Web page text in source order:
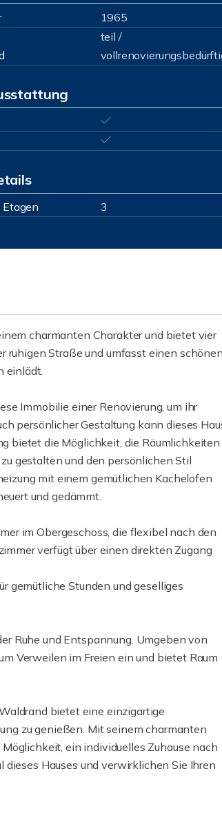
1965
teil /
3
charmanten Charakter und bietet vier
ruhigen Straße und umfasst einen schönen
einlädt.
Immobilie einer Renovierung, um ihr
persönlicher Gestaltung kann dieses
bietet die Möglichkeit, die Räumlichkeiten
gestalten und den persönlichen Stil
mit einem gemütlichen Kachelofen
und gedämmt.
im Obergeschoss, die flexibel nach den
verfügt über einen direkten Zugang
gemütliche Stunden und geselliges
Ruhe und Entspannung. Umgeben von
Verweilen im Freien ein und bietet Raum
bietet eine einzigartige
zu genießen. Mit seinem charmanten
ein individuelles Zuhause nach
Hauses und verwirklichen Sie Ihren